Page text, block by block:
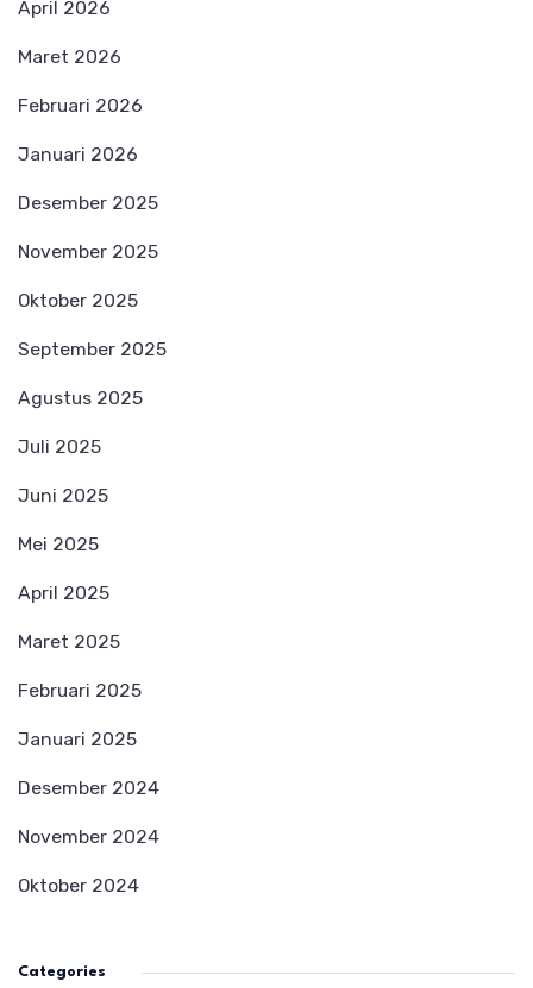
April 2026
Maret 2026
Februari 2026
Januari 2026
Desember 2025
November 2025
Oktober 2025
September 2025
Agustus 2025
Juli 2025
Juni 2025
Mei 2025
April 2025
Maret 2025
Februari 2025
Januari 2025
Desember 2024
November 2024
Oktober 2024
Categories